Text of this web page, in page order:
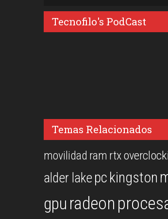
Tecnofilo's PodCast
Temas Relacionados
movilidad ram rtx
alder lakepc kingston
gpu radeon